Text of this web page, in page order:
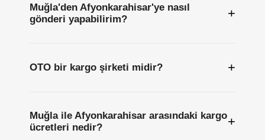
Muğla'den Afyonkarahisar'ye nasıl
gönderi yapabilirim?
+
OTO bir kargo şirketi midir? +
Muğla ile Afyonkarahisar arasındaki kargo
ücretleri nedir?
+